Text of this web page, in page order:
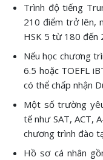
Trình độ tiếng
210 điểm trở lên,
HSK 5 từ 180 đến
Nếu học chương
6.5 hoặc TOEFL
có thể chấp nhận
Một số trường
tế như SAT, ACT,
chương trình đào
Hồ sơ cá nhân